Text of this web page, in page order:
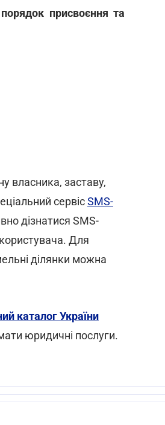
присвоєння та
власника, заставу,
сервісSMS-
дізнатися SMS-
Для
ділянки можна
каталог України
юридичні послуги.